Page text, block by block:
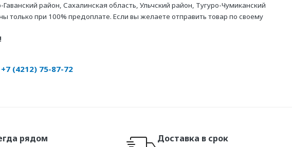
район, Сахалинская область, Ульчский район, Тугуро-Чумиканский
при 100% предоплате. Если вы желаете отправить товар по своему
+7 (4212) 75-87-72
рядом Доставка в срок